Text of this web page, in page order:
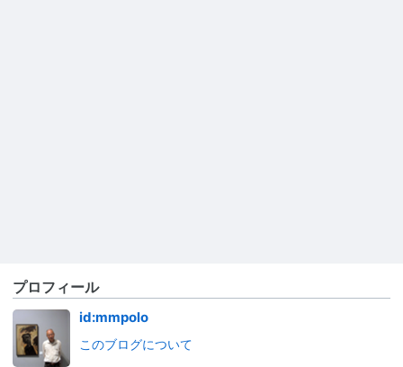
プロフィール
id:mmpolo
このブログについて